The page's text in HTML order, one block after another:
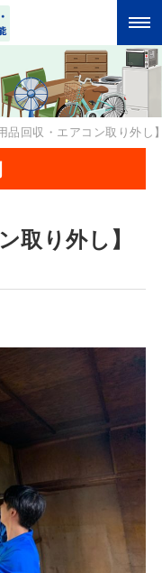
用品回収・エアコン取り外
取り外し】